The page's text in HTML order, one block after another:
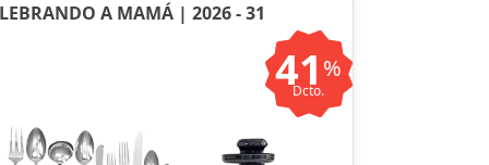
A MAMÁ | 2026 - 31
41 %
Dcto.